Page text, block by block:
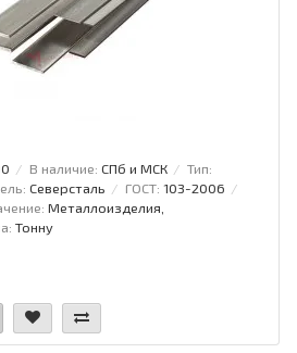
В наличие: СПб и МСК
Тип:
Северсталь ГОСТ: 103-2006
Металлоизделия,
Тонну